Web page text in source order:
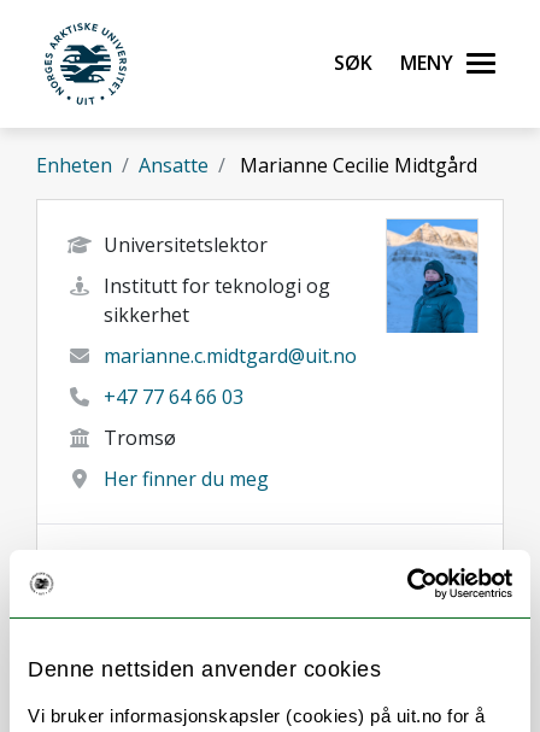
Denne nettsiden anvender cookies
Vi bruker informasjonskapsler (cookies) på uit.no for å
Gå til hovedinnhold
UiT Norges arktiske universitet
Søk Meny
Enheten Ansatte Marianne Cecilie Midtgård
Universitetslektor
Institutt for teknologi og
sikkerhet
marianne.c.midtgard@uit.no
+47 77 64 66 03
Tromsø
Her finner du meg
Forskning og undervisning
Her finner du meg